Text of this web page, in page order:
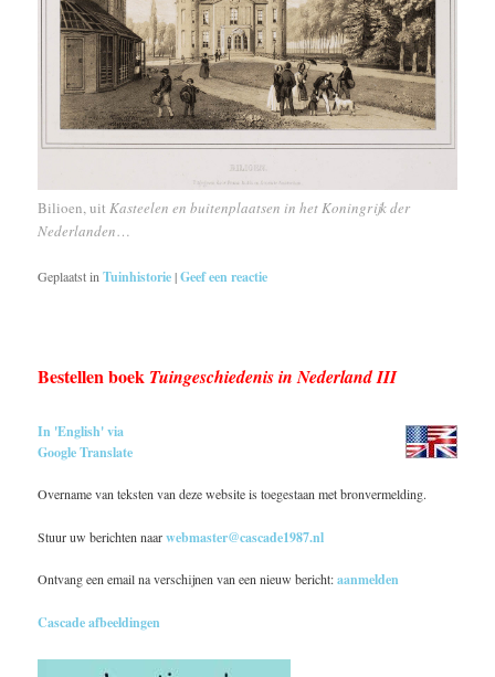
Bilioen, uit Kasteelen en buitenplaatsen in het Koningrijk der
Nederlanden…
Geplaatst in Tuinhistorie|Geef een reactie
Bestellen boek Tuingeschiedenis in Nederland III
In 'English' via
Google Translate
Overname van teksten van deze website is toegestaan met bronvermelding.
Stuur uw berichten naarwebmaster@cascade1987.nl
Ontvang een email na verschijnen van een nieuw bericht:aanmelden
Cascade afbeeldingen